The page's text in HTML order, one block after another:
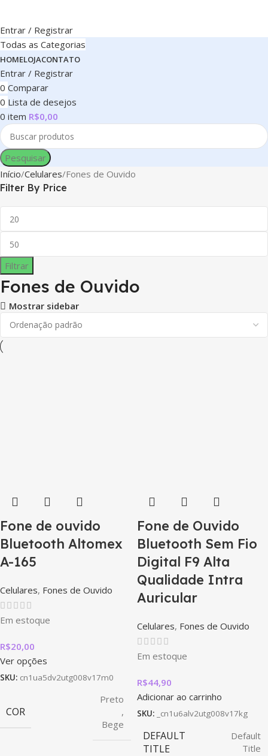
Entrar / Registrar
Todas as Categorias
HOMELOJACONTATO
Entrar / Registrar
0 Comparar
0 Lista de desejos
0 item R$0,00
Pesquisar
Início Celulares Fones de Ouvido
Filter By Price
Filtrar
Fones de Ouvido
Mostrar sidebar
Fone de ouvido
Bluetooth Altomex
A-165
Celulares, Fones de Ouvido
Em estoque
R$20,00
Ver opções
SKU: cn1ua5dv2utg008v17m0
COR
Preto
,
Bege
Fone de Ouvido
Bluetooth Sem Fio
Digital F9 Alta
Qualidade Intra
Auricular
Celulares, Fones de Ouvido
Em estoque
R$44,90
Adicionar ao carrinho
SKU: _cn1u6alv2utg008v17kg
DEFAULT
TITLE
Default
Title